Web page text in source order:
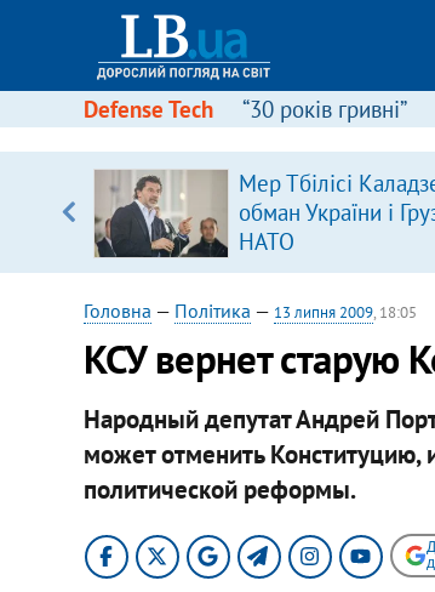
Defense Tech “30 років гривні”
Мер Тбілісі
обман України і
НАТО
Головна — Політика — 13 липня 2009, 18:05
КСУ вернет старую
Народный депутат Андрей
может отменить Конституцию,
политической реформы.